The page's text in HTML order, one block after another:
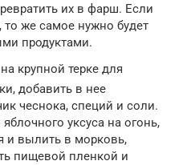
их в фарш. Если
то же самое нужно будет
продуктами.
крупной терке для
добавить в нее
чеснока, специй и соли.
уксуса на огонь,
и вылить в морковь,
пищевой пленкой и